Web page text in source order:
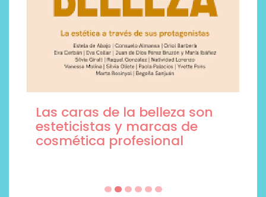
Las caras de la belleza son
esteticistas y marcas de
cosmética profesional